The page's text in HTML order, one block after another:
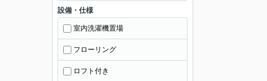
設備・仕様
室内洗濯機置場
フローリング
ロフト付き